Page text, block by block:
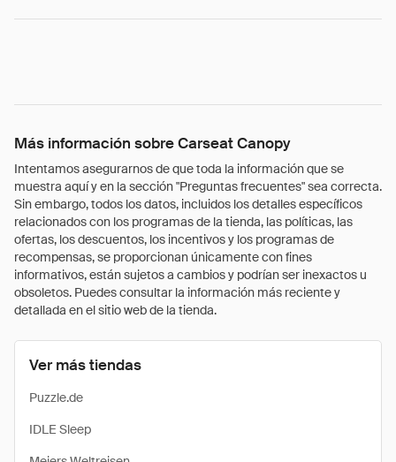
Más información sobre Carseat Canopy
Intentamos asegurarnos de que toda la información que se
muestra aquí y en la sección "Preguntas frecuentes" sea correcta.
Sin embargo, todos los datos, incluidos los detalles específicos
relacionados con los programas de la tienda, las políticas, las
ofertas, los descuentos, los incentivos y los programas de
recompensas, se proporcionan únicamente con fines
informativos, están sujetos a cambios y podrían ser inexactos u
obsoletos. Puedes consultar la información más reciente y
detallada en el sitio web de la tienda.
Ver más tiendas
Puzzle.de
IDLE Sleep